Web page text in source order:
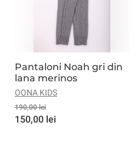
Pantaloni Noah gri din
lana merinos
OONA KIDS
190,00 lei
150,00 lei